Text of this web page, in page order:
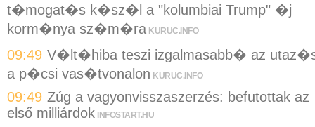
t�mogat�s k�sz�l a "kolumbiai Trump" �j
korm�nya sz�m�ra KURUC.INFO
09:49 V�lt�hiba teszi izgalmasabb� az
a p�csi vas�tvonalon KURUC.INFO
09:49 Zúg a vagyonvisszaszerzés: befutottak az
első milliárdok INFOSTART.HU